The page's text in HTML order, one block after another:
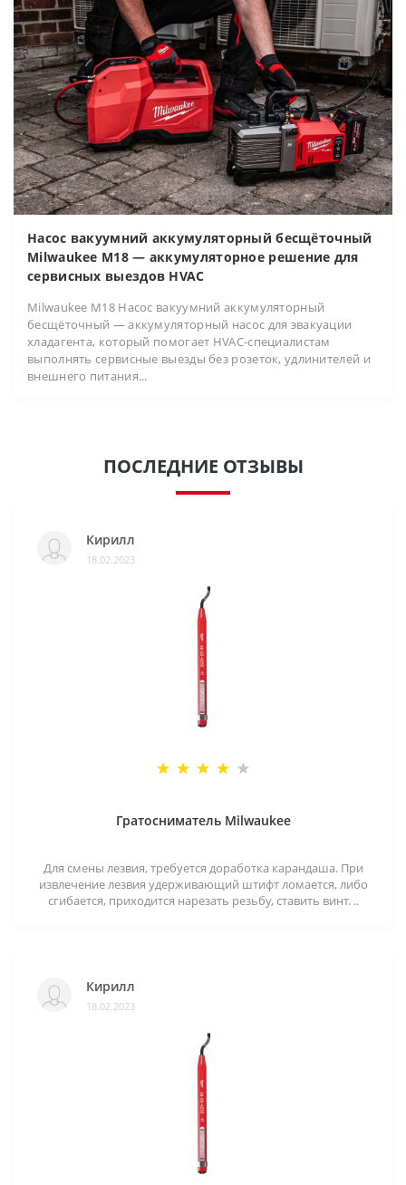
Насос вакуумний аккумуляторный бесщёточный
Milwaukee M18 — аккумуляторное решение для
сервисных выездов HVAC
Milwaukee M18 Насос вакуумний аккумуляторный
бесщёточный — аккумуляторный насос для эвакуации
хладагента, который помогает HVAC-специалистам
выполнять сервисные выезды без розеток, удлинителей и
внешнего питания...
ПОСЛЕДНИЕ ОТЗЫВЫ
Кирилл
18.02.2023
Гратосниматель Milwaukee
Для смены лезвия, требуется доработка карандаша. При
извлечение лезвия удерживающий штифт ломается, либо
сгибается, приходится нарезать резьбу, ставить винт. ..
Кирилл
18.02.2023